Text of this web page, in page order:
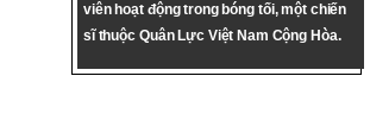
viên hoạt động trong bóng tối, một chiến
sĩ thuộc Quân Lực Việt Nam Cộng Hòa.